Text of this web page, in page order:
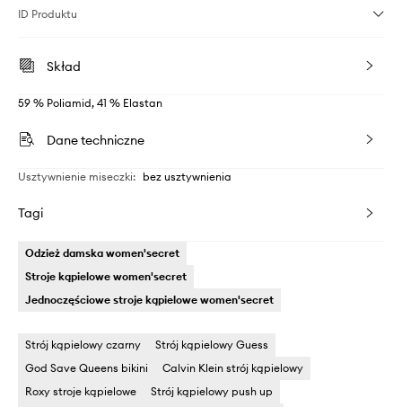
ID Produktu
Skład
59 % Poliamid, 41 % Elastan
Dane techniczne
Usztywnienie miseczki: bez usztywnienia
Tagi
Odzież damska women'secret
Stroje kąpielowe women'secret
Jednoczęściowe stroje kąpielowe women'secret
Strój kąpielowy czarny
Strój kąpielowy Guess
God Save Queens bikini
Calvin Klein strój kąpielowy
Roxy stroje kąpielowe
Strój kąpielowy push up